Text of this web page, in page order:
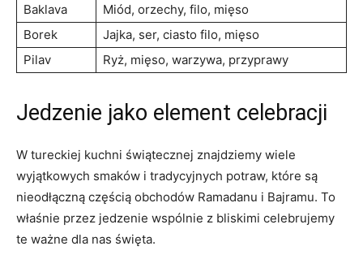
Baklava
Miód, orzechy, filo, mięso
Borek
Jajka, ser, ciasto filo, mięso
Pilav
Ryż,​ mięso, ‍warzywa, przyprawy
Jedzenie⁢ jako‍ element ⁤celebracji
W tureckiej kuchni świątecznej znajdziemy wiele
⁢wyjątkowych ‌smaków i⁤ tradycyjnych potraw, które są
nieodłączną częścią obchodów Ramadanu i Bajramu. ‍To
właśnie⁣ przez jedzenie wspólnie z ⁤bliskimi celebrujemy
te ważne⁣ dla nas‌ święta.